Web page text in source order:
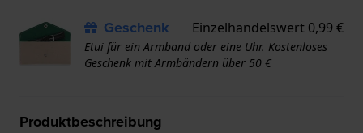
Geschenk Einzelhandelswert 0,99 €
Etui für ein Armband oder eine Uhr. Kostenloses
Geschenk mit Armbändern über 50 €
Produktbeschreibung